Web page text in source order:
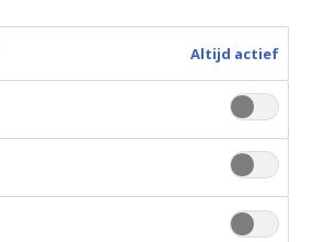
10 11 12 13
Altijd actief